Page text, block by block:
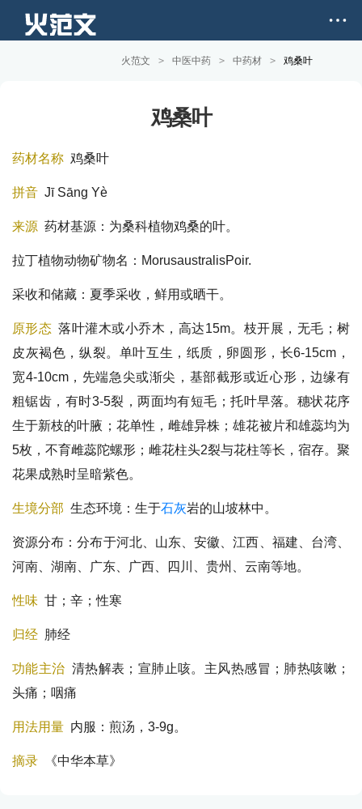
火范文 > 中医中药 > 中药材 > 鸡桑叶
鸡桑叶
药材名称 鸡桑叶
拼音 Jī Sānɡ Yè
来源 药材基源：为桑科植物鸡桑的叶。
拉丁植物动物矿物名：MorusaustralisPoir.
采收和储藏：夏季采收，鲜用或晒干。
原形态 落叶灌木或小乔木，高达15m。枝开展，无毛；树
皮灰褐色，纵裂。单叶互生，纸质，卵圆形，长6-15cm，
宽4-10cm，先端急尖或渐尖，基部截形或近心形，边缘有
粗锯齿，有时3-5裂，两面均有短毛；托叶早落。穗状花序
生于新枝的叶腋；花单性，雌雄异株；雄花被片和雄蕊均为
5枚，不育雌蕊陀螺形；雌花柱头2裂与花柱等长，宿存。聚
花果成熟时呈暗紫色。
生境分部 生态环境：生于石灰岩的山坡林中。
资源分布：分布于河北、山东、安徽、江西、福建、台湾、
河南、湖南、广东、广西、四川、贵州、云南等地。
性味 甘；辛；性寒
归经 肺经
功能主治 清热解表；宣肺止咳。主风热感冒；肺热咳嗽；
头痛；咽痛
用法用量 内服：煎汤，3-9g。
摘录 《中华本草》